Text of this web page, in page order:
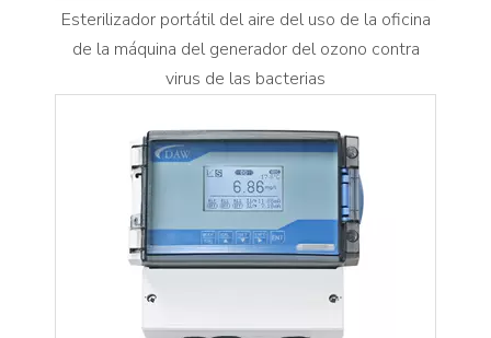
Esterilizador portátil del aire del uso de la oficina
de la máquina del generador del ozono contra
virus de las bacterias